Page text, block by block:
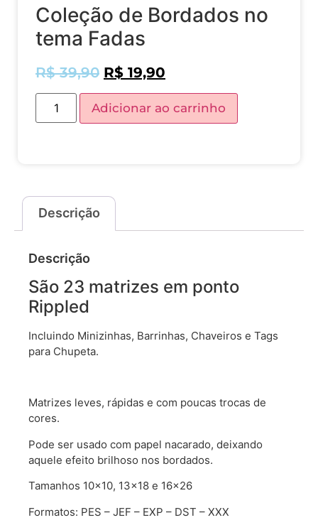
Coleção de Bordados no
tema Fadas
R$39,90 R$ 19,90
Adicionar ao carrinho
Descrição
Descrição
São 23 matrizes em ponto
Rippled
Incluindo Minizinhas, Barrinhas, Chaveiros e Tags
para Chupeta.
Matrizes leves, rápidas e com poucas trocas de
cores.
Pode ser usado com papel nacarado, deixando
aquele efeito brilhoso nos bordados.
Tamanhos 10×10, 13×18 e 16×26
Formatos: PES – JEF – EXP – DST – XXX